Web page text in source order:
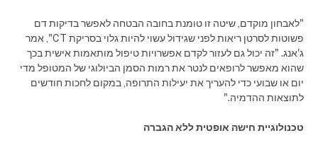
"לאבחון מוקדם, שיטה זו טומנת בחובה הבטחה לאפשר בדיקות דם
פשוטות לסרטן ריאות לפני שגידול עשוי להיות גלוי בסריקת CT", אמר
ג'אנג. "זה יכול גם לעזור לקדם אפשרויות טיפול מותאמות אישית בכך
שהוא מאפשר לרופאים לנטר את רמות הסמן הביולוגי של המטופל מדי
יום או שבועי כדי להעריך את יעילות התרופה, במקום לחכות חודשים
לתוצאות ההדמיה."
טכנולוגיית חישה אופטית ללא הגברה